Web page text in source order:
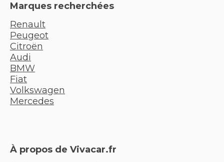
Marques recherchées
Renault
Peugeot
Citroën
Audi
BMW
Fiat
Volkswagen
Mercedes
À propos de Vivacar.fr